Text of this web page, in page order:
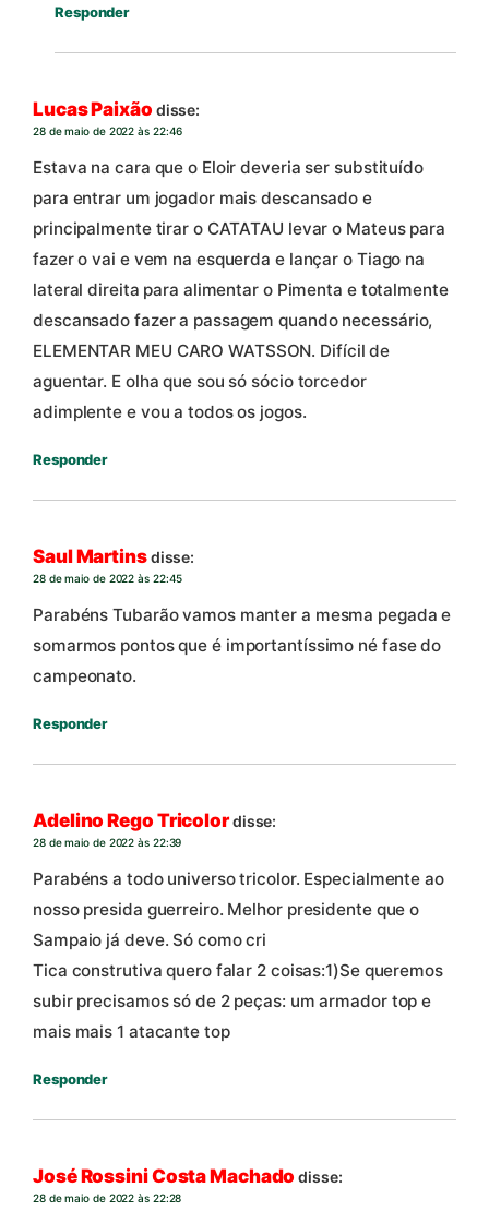
Responder
Lucas Paixão disse:
28 de maio de 2022 às 22:46
Estava na cara que o Eloir deveria ser substituído
para entrar um jogador mais descansado e
principalmente tirar o CATATAU levar o Mateus para
fazer o vai e vem na esquerda e lançar o Tiago na
lateral direita para alimentar o Pimenta e totalmente
descansado fazer a passagem quando necessário,
ELEMENTAR MEU CARO WATSSON. Difícil de
aguentar. E olha que sou só sócio torcedor
adimplente e vou a todos os jogos.
Responder
Saul Martinsdisse:
28 de maio de 2022 às 22:45
Parabéns Tubarão vamos manter a mesma pegada e
somarmos pontos que é importantíssimo né fase do
campeonato.
Responder
Adelino Rego Tricolordisse:
28 de maio de 2022 às 22:39
Parabéns a todo universo tricolor. Especialmente ao
nosso presida guerreiro. Melhor presidente que o
Sampaio já deve. Só como cri
Tica construtiva quero falar 2 coisas:1)Se queremos
subir precisamos só de 2 peças: um armador top e
mais mais 1 atacante top
Responder
José Rossini Costa Machado disse:
28 de maio de 2022 às 22:28